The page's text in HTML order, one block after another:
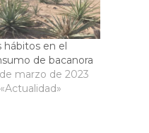
hábitos en el
de bacanora
marzo de 2023